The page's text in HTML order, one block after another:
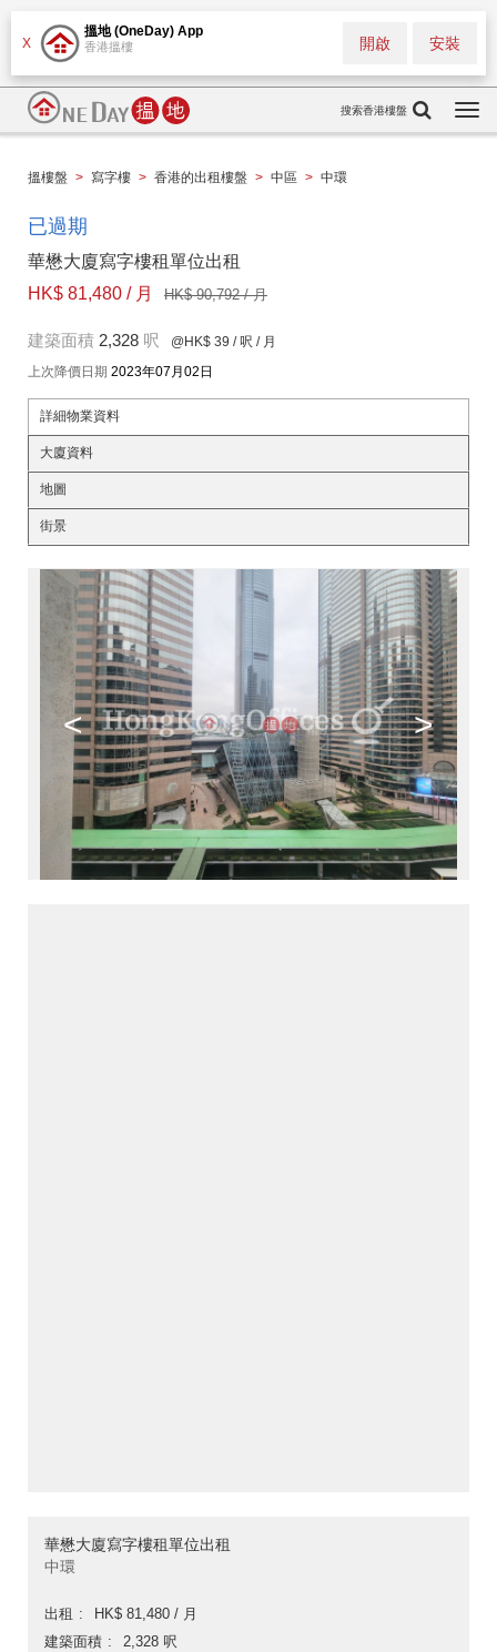
X
搵地 (OneDay) App
香港搵樓 安裝
開啟
搜索香港樓盤
搵樓盤 > 寫字樓 > 香港的出租樓盤 > 中區 > 中環
已過期
華懋大廈寫字樓租單位出租
HK$ 81,480 / 月
HK$ 90,792 / 月
建築面積 2,328 呎 @HK$ 39 / 呎 / 月
上次降價日期 2023年07月02日
詳細物業資料
大廈資料
地圖
街景
< >
華懋大廈寫字樓租單位出租
中環
出租
HK$ 81,480 / 月
建築面積
2,328 呎